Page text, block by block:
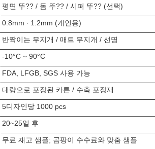
평면 뚜?? / 돔 뚜?? / 시퍼 뚜?? (선택)
0.8mm ∙ 1.2mm (개인용)
반짝이는 무지개 / 매트 무지개 / 선명
-10°C ~ 90°C
FDA, LFGB, SGS 사용 가능
대량으로 포장된 카튼 / 수축 포장재
5디자인당 1000 pcs
20~25일 후
무료 재고 샘플; 곰팡이 수수료와 맞춤 샘플